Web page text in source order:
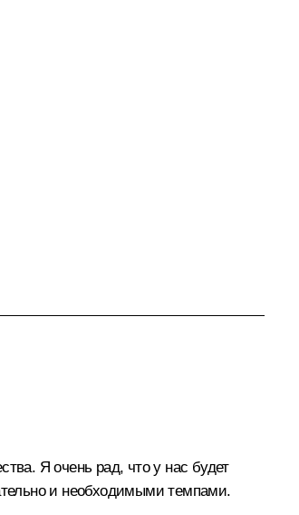
Я очень рад, что у нас будет
и необходимыми темпами.